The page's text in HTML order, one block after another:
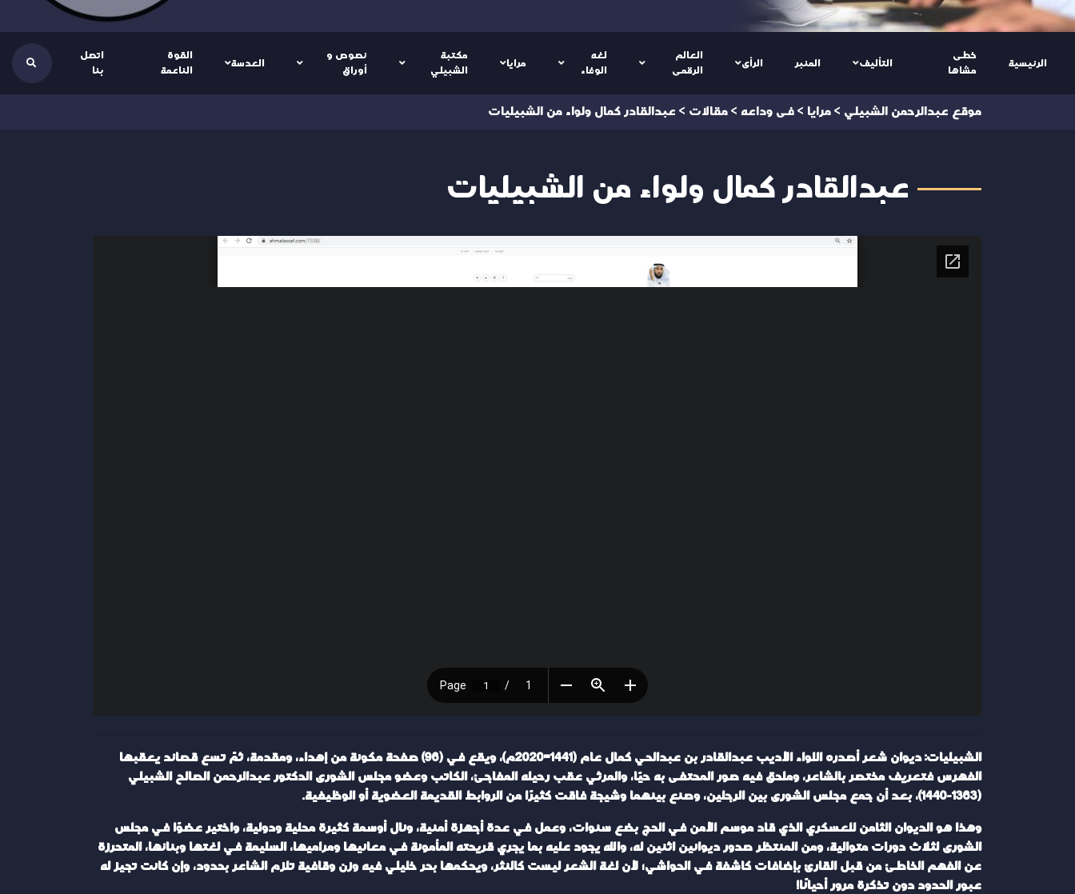
الرئيسية
خطى
مشاها
التأليف المنبر الرأى
العالم
الرقمى
لغه
الوفاء
مرايا
مكتبة
الشبيلي
نصوص و
أوراق
العدسة
القوة
الناعمة
اتصل
بنا
موقع عبدالرحمن الشبيلي > مرايا > فى وداعه > مقالات > عبدالقادر كمال ولواء من الشبيليات
عبدالقادر كمال ولواء من الشبيليات
الشبيليات: ديوان شعر أصدره اللواء الأديب عبدالقادر بن عبدالحي كمال عام (1441=2020م)، ويقع في (96) صفحة مكونة من إهداء، ومقدمة، ثمّ تسع قصائد يعقبها
الفهرس فتعريف مختصر بالشاعر، وملحق فيه صور المحتفى به حيًا، والمرثي عقب رحيله المفاجئ، الكاتب وعضو مجلس الشورى الدكتور عبدالرحمن الصالح الشبيلي
(1363-1440)، بعد أن جمع مجلس الشورى بين الرجلين، وصنع بينهما وشيجة فاقت كثيرًا من الروابط القديمة العضوية أو الوظيفية.
وهذا هو الديوان الثامن للعسكري الذي قاد موسم الأمن في الحج بضع سنوات، وعمل في عدة أجهزة أمنية، ونال أوسمة كثيرة محلية ودولية، واختير عضوًا في مجلس
الشورى لثلاث دورات متوالية، ومن المنتظر صدور ديوانين اثنين له، والله يجود عليه بما يجري قريحته المأمونة في معانيها ومراميها، السليمة في لغتها وبنائها، المتحرزة
عن الفهم الخاطئ من قبل القارئ بإضافات كاشفة في الحواشي؛ لأن لغة الشعر ليست كالنثر، ويحكمها بحر خليلي فيه وزن وقافية تلزم الشاعر بحدود، وإن كانت تجيز له
عبور الحدود دون تذكرة مرور أحيانًا!